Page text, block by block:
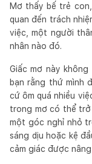
Mơ thấy bế trẻ
quan đến trách
việc, một người
nhân nào đó.
Giấc mơ này
bạn rằng thứ mình
cứ ôm quá nhiều
trong mơ có thể trở
một góc nghỉ nhỏ
sáng dịu hoặc kệ
cảm giác được nâng